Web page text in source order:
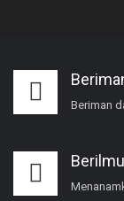
Beriman
Berilmu